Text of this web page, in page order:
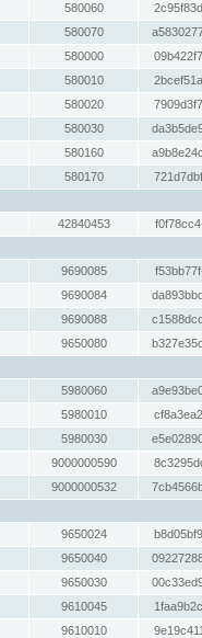
580060
580070
580000
580010
580020
580030
580160
580170
42840453
9690085
9690084
9690088
9650080
5980060
5980010
5980030
9000000590
9000000532
9650024
9650040
9650030
9610045
9610010